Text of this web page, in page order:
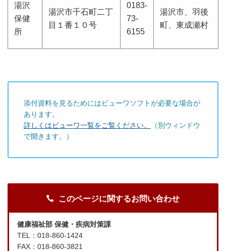
湯沢
保健
所
湯沢市千石町二丁
目１番１０号
0183-
73-
6155
湯沢市、羽後
町、東成瀬村
添付資料を見るためにはビューワソフトが必要な場合が
あります。
詳しくはビューワ一覧をご覧ください。
（別ウィンドウ
で開きます。）
このページに関するお問い合わせ
健康福祉部 保健・疾病対策課
TEL：018-860-1424
FAX：018-860-3821